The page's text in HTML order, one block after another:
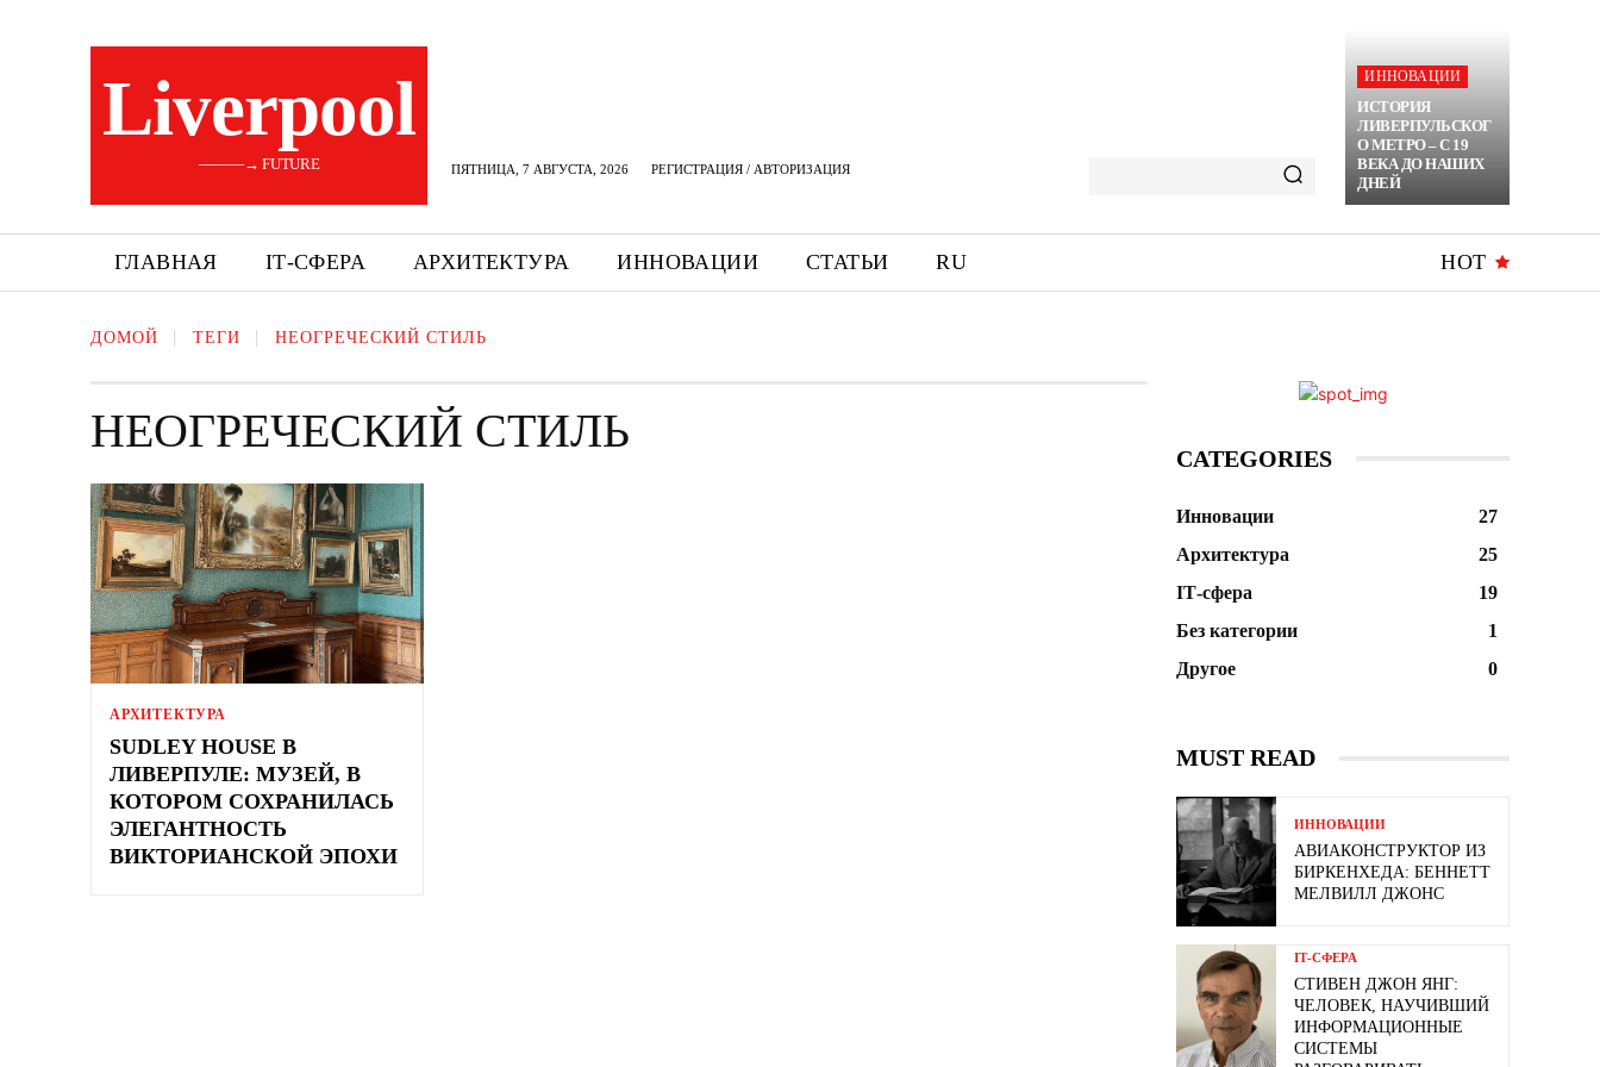
Liverpool
———→ FUTURE ПЯТНИЦА, 7 АВГУСТА, 2026 РЕГИСТРАЦИЯ / АВТОРИЗАЦИЯ
ИННОВАЦИИ
ИСТОРИЯ
ЛИВЕРПУЛЬСКОГ
О МЕТРО – С 19
ВЕКА ДО НАШИХ
ДНЕЙ
ГЛАВНАЯ ІТ-СФЕРА АРХИТЕКТУРА ИННОВАЦИИ СТАТЬИ RU HOT
ДОМОЙ ТЕГИ НЕОГРЕЧЕСКИЙ СТИЛЬ
НЕОГРЕЧЕСКИЙ СТИЛЬ
АРХИТЕКТУРА
SUDLEY HOUSE В
ЛИВЕРПУЛЕ: МУЗЕЙ, В
КОТОРОМ СОХРАНИЛАСЬ
ЭЛЕГАНТНОСТЬ
ВИКТОРИАНСКОЙ ЭПОХИ
CATEGORIES
Инновации
27
Архитектура
25
ІТ-сфера
19
Без категории
1
Другое
0
MUST READ
ИННОВАЦИИ
АВИАКОНСТРУКТОР ИЗ
БИРКЕНХЕДА: БЕННЕТТ
МЕЛВИЛЛ ДЖОНС
ІТ-СФЕРА
СТИВЕН ДЖОН ЯНГ:
ЧЕЛОВЕК, НАУЧИВШИЙ
ИНФОРМАЦИОННЫЕ
СИСТЕМЫ